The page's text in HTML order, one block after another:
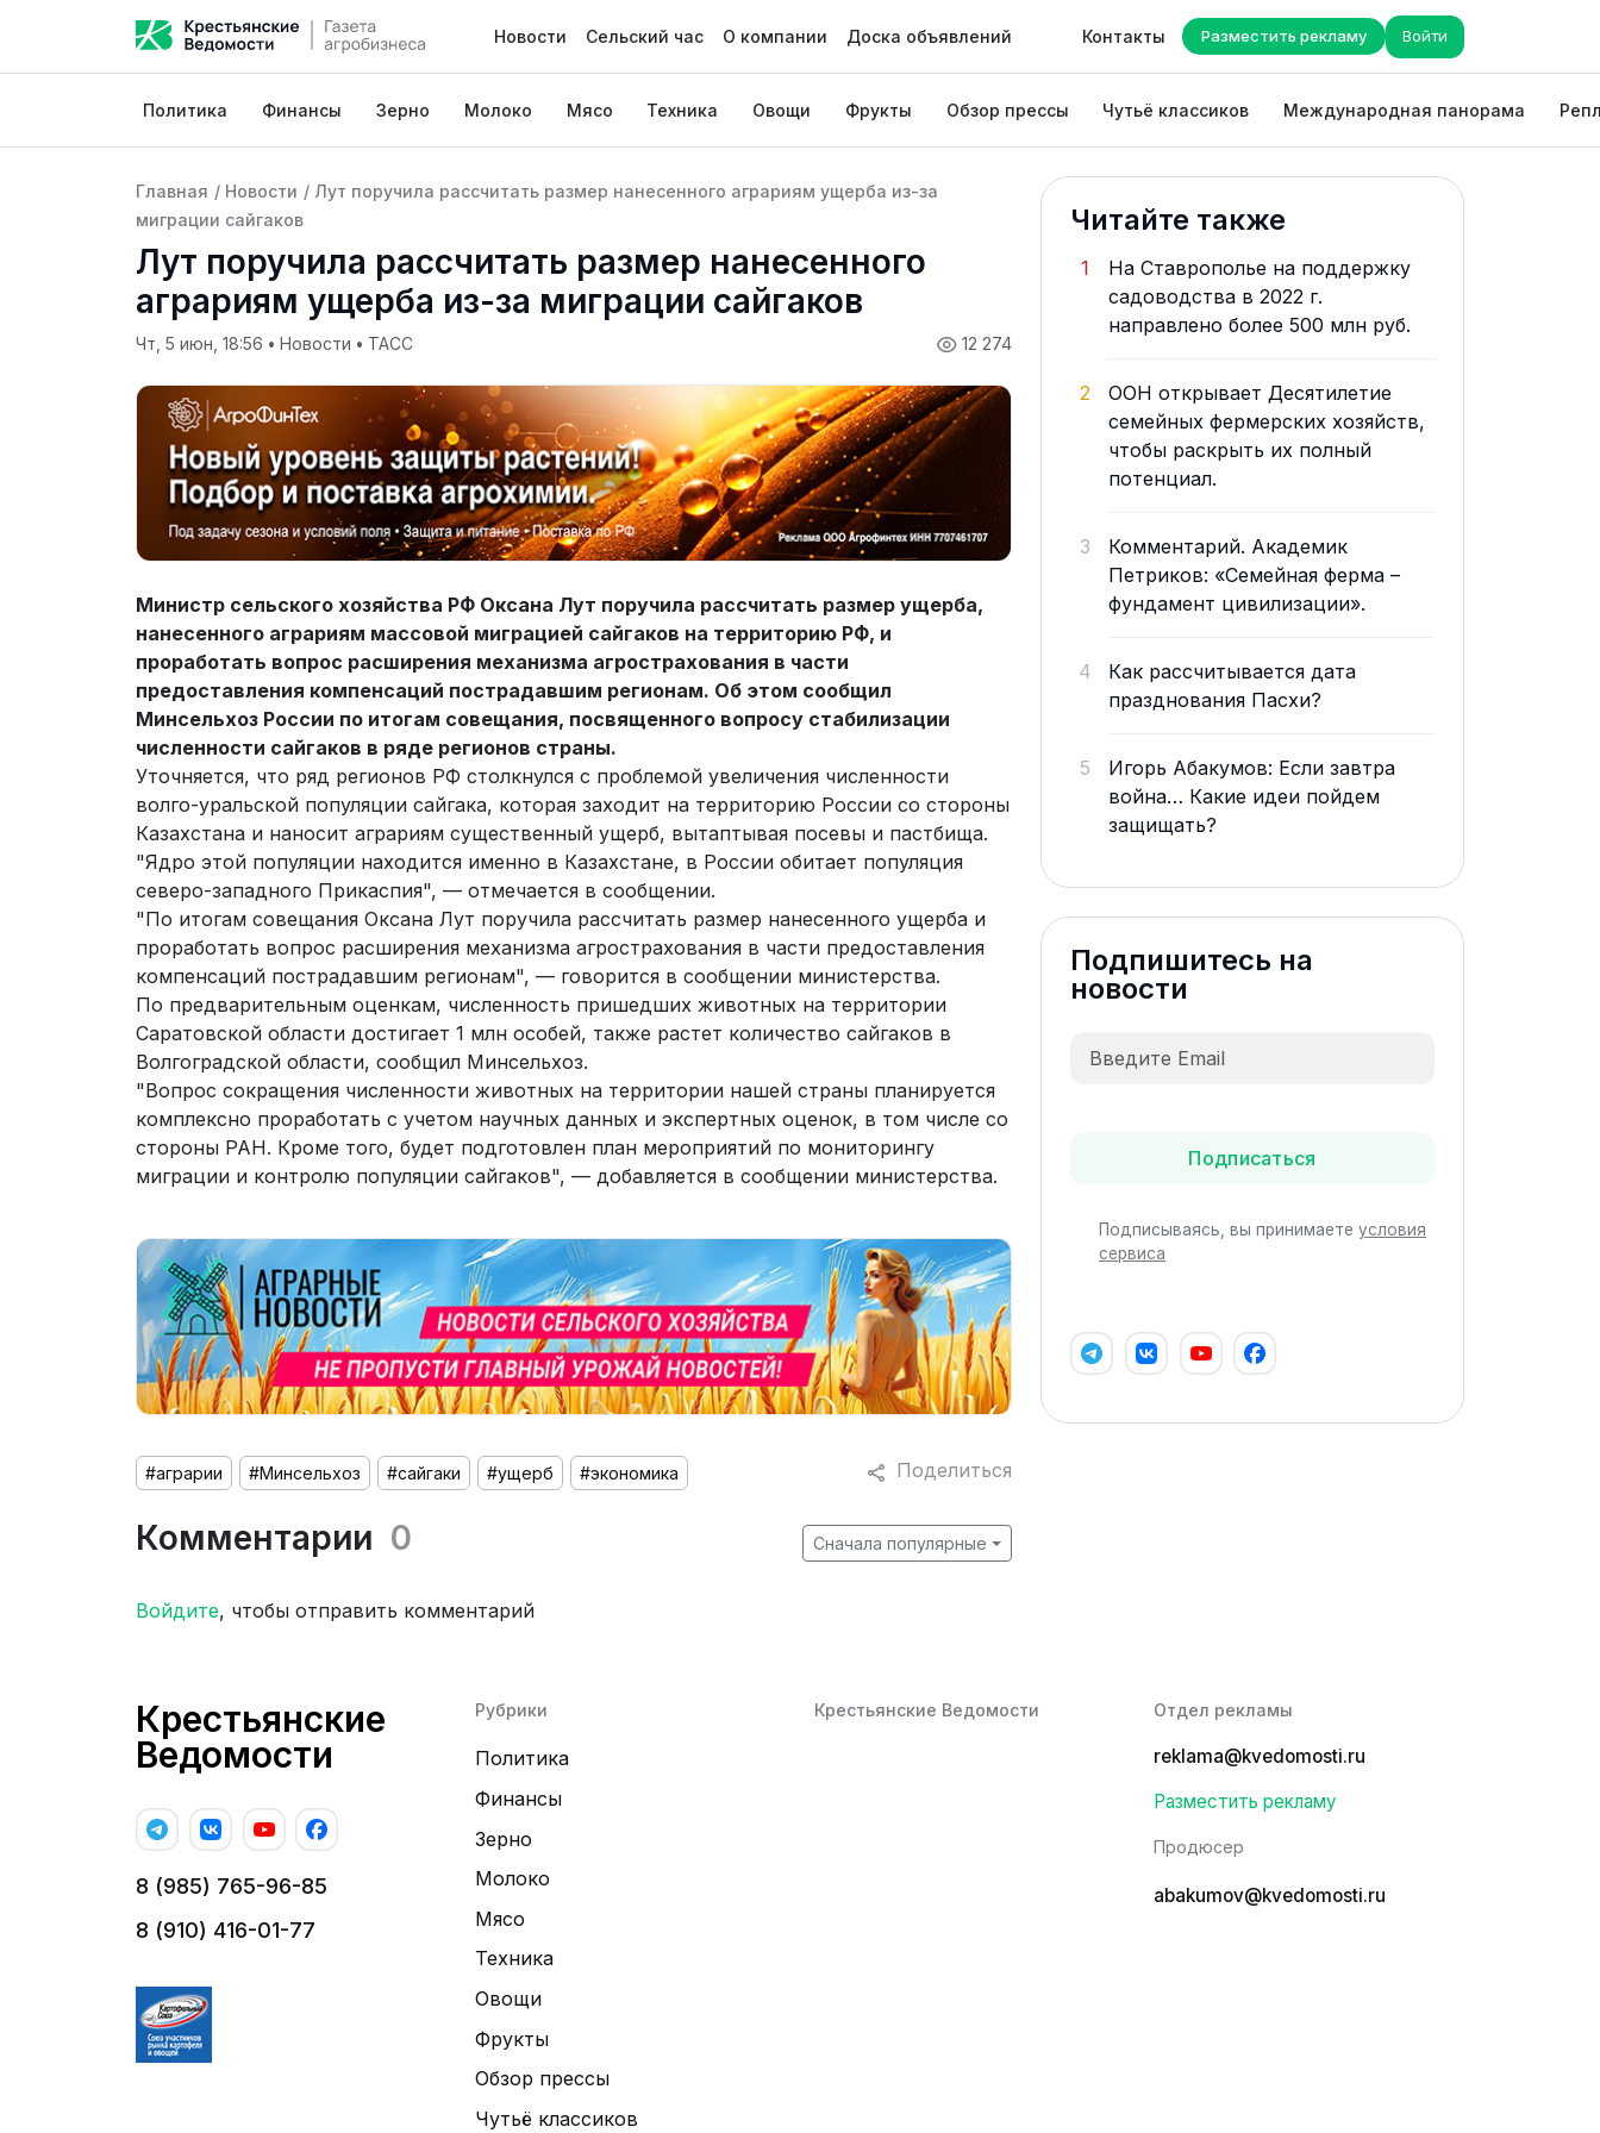
Новости Сельский час О компании Доска объявлений Контакты Разместить рекламу Войти
Политика Финансы Зерно Молоко Мясо Техника Овощи Фрукты Обзор прессы Чутьё классиков Международная панорама
Главная / Новости / Лут поручила рассчитать размер нанесенного аграриям ущерба из-за
миграции сайгаков
Лут поручила рассчитать размер нанесенного
аграриям ущерба из-за миграции сайгаков
12 274
Чт, 5 июн, 18:56 • Новости • ТАСС
Министр сельского хозяйства РФ Оксана Лут поручила рассчитать размер ущерба,
нанесенного аграриям массовой миграцией сайгаков на территорию РФ, и
проработать вопрос расширения механизма агрострахования в части
предоставления компенсаций пострадавшим регионам. Об этом сообщил
Минсельхоз России по итогам совещания, посвященного вопросу стабилизации
численности сайгаков в ряде регионов страны.
Уточняется, что ряд регионов РФ столкнулся с проблемой увеличения численности
волго-уральской популяции сайгака, которая заходит на территорию России со стороны
Казахстана и наносит аграриям существенный ущерб, вытаптывая посевы и пастбища.
"Ядро этой популяции находится именно в Казахстане, в России обитает популяция
северо-западного Прикаспия", — отмечается в сообщении.
"По итогам совещания Оксана Лут поручила рассчитать размер нанесенного ущерба и
проработать вопрос расширения механизма агрострахования в части предоставления
компенсаций пострадавшим регионам", — говорится в сообщении министерства.
По предварительным оценкам, численность пришедших животных на территории
Саратовской области достигает 1 млн особей, также растет количество сайгаков в
Волгоградской области, сообщил Минсельхоз.
"Вопрос сокращения численности животных на территории нашей страны планируется
комплексно проработать с учетом научных данных и экспертных оценок, в том числе со
стороны РАН. Кроме того, будет подготовлен план мероприятий по мониторингу
миграции и контролю популяции сайгаков", — добавляется в сообщении министерства.
Поделиться
#аграрии #Минсельхоз #сайгаки #ущерб #экономика
Комментарии 0 Сначала популярные
Войдите, чтобы отправить комментарий
Читайте также
1
На Ставрополье на поддержку
садоводства в 2022 г.
направлено более 500 млн руб.
2
ООН открывает Десятилетие
семейных фермерских хозяйств,
чтобы раскрыть их полный
потенциал.
3
Комментарий. Академик
Петриков: «Семейная ферма –
фундамент цивилизации».
4
Как рассчитывается дата
празднования Пасхи?
5
Игорь Абакумов: Если завтра
война… Какие идеи пойдем
защищать?
Подпишитесь на
новости
Подписаться
Подписываясь, вы принимаете условия
сервиса
Крестьянские
Ведомости
8 (985) 765-96-85
8 (910) 416-01-77
Рубрики
Политика
Финансы
Зерно
Молоко
Мясо
Техника
Овощи
Фрукты
Обзор прессы
Чутьё классиков
Крестьянские Ведомости Отдел рекламы
reklama@kvedomosti.ru
Разместить рекламу
Продюсер
abakumov@kvedomosti.ru